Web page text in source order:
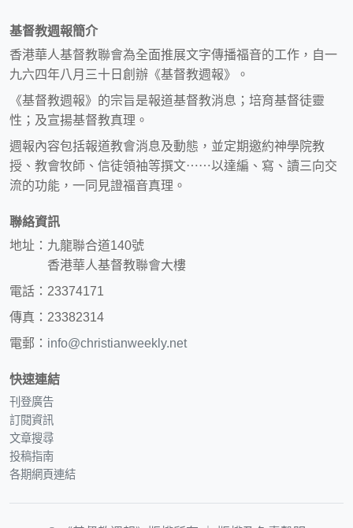
基督教週報簡介
香港華人基督教聯會為全面推展文字傳播福音的工作，自一
九六四年八月三十日創辦《基督教週報》。
《基督教週報》的宗旨是報道基督教消息；培育基督徒靈
性；及宣揚基督教真理。
週報內容包括報道教會消息及動態，並定期邀約神學院教
授、教會牧師、信徒領袖等撰文⋯⋯以達編、寫、讀三向交
流的功能，一同見證福音真理。
聯絡資訊
地址：九龍聯合道140號
香港華人基督教聯會大樓
電話：23374171
傳真：23382314
電郵： info@christianweekly.net
快速連結
刊登廣告
訂閱資訊
文章搜尋
投稿指南
各期網頁連結